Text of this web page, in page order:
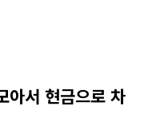
아서 현금으로 차